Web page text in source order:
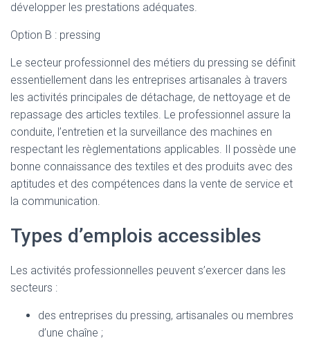
développer les prestations adéquates.
Option B : pressing
Le secteur professionnel des métiers du pressing se définit
essentiellement dans les entreprises artisanales à travers
les activités principales de détachage, de nettoyage et de
repassage des articles textiles. Le professionnel assure la
conduite, l’entretien et la surveillance des machines en
respectant les règlementations applicables. Il possède une
bonne connaissance des textiles et des produits avec des
aptitudes et des compétences dans la vente de service et
la communication.
Types d’emplois accessibles
Les activités professionnelles peuvent s’exercer dans les
secteurs :
des entreprises du pressing, artisanales ou membres
d’une chaîne ;